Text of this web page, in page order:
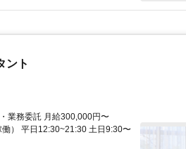
ント
業務委託 月給300,000円〜
） 平日12:30~21:30 土日9:30〜